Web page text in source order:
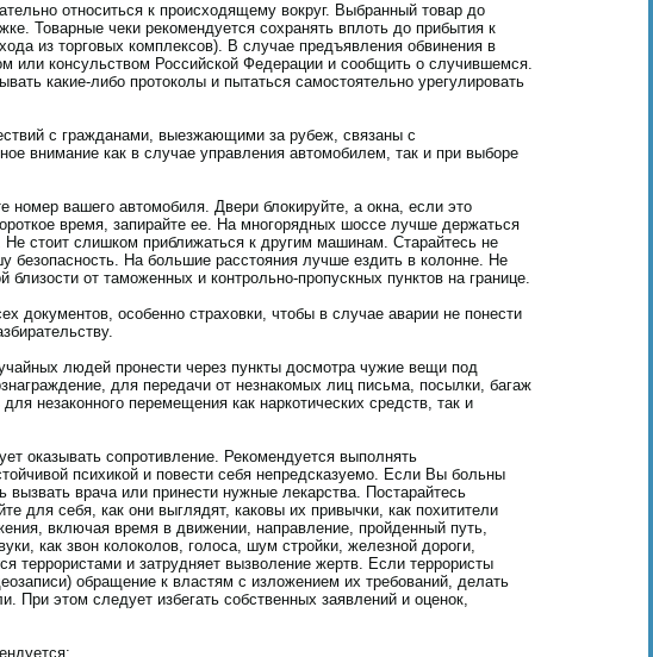
относиться к происходящему вокруг. Выбранный товар до
Товарные чеки рекомендуется сохранять вплоть до прибытия к
из торговых комплексов). В случае предъявления обвинения в
или консульством Российской Федерации и сообщить о случившемся.
какие-либо протоколы и пытаться самостоятельно урегулировать
с гражданами, выезжающими за рубеж, связаны с
внимание как в случае управления автомобилем, так и при выборе
номер вашего автомобиля. Двери блокируйте, а окна, если это
время, запирайте ее. На многорядных шоссе лучше держаться
стоит слишком приближаться к другим машинам. Старайтесь не
безопасность. На большие расстояния лучше ездить в колонне. Не
от таможенных и контрольно-пропускных пунктов на границе.
документов, особенно страховки, чтобы в случае аварии не понести
людей пронести через пункты досмотра чужие вещи под
для передачи от незнакомых лиц письма, посылки, багаж
незаконного перемещения как наркотических средств, так и
оказывать сопротивление. Рекомендуется выполнять
психикой и повести себя непредсказуемо. Если Вы больны
врача или принести нужные лекарства. Постарайтесь
для себя, как они выглядят, каковы их привычки, как похитители
включая время в движении, направление, пройденный путь,
как звон колоколов, голоса, шум стройки, железной дороги,
террористами и затрудняет вызволение жертв. Если террористы
обращение к властям с изложением их требований, делать
При этом следует избегать собственных заявлений и оценок,